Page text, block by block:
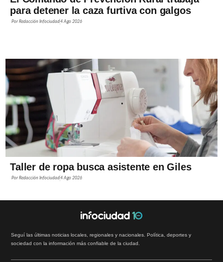
para detener la caza furtiva con galgos
PorRedacción Infociudad4 Ago 2026
Taller de ropa busca asistente en Giles
PorRedacción Infociudad4 Ago 2026
Seguí las últimas noticias locales, regionales y nacionales. Política, deportes y
sociedad con la información más confiable de la ciudad.